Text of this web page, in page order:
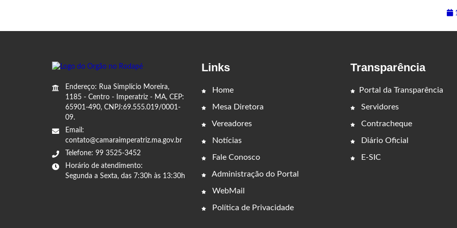
Endereço: Rua Simplício Moreira,
1185 - Centro - Imperatriz - MA, CEP:
65901-490, CNPJ:69.555.019/0001-
09.
Email:
contato@camaraimperatriz.ma.gov.br
Telefone: 99 3525-3452
Horário de atendimento:
Segunda a Sexta, das 7:30h às 13:30h
Links
Home
Mesa Diretora
Vereadores
Notícias
Fale Conosco
Administração do Portal
WebMail
Política de Privacidade
Transparência
Portal da Transparência
Servidores
Contracheque
Diário Oficial
E-SIC